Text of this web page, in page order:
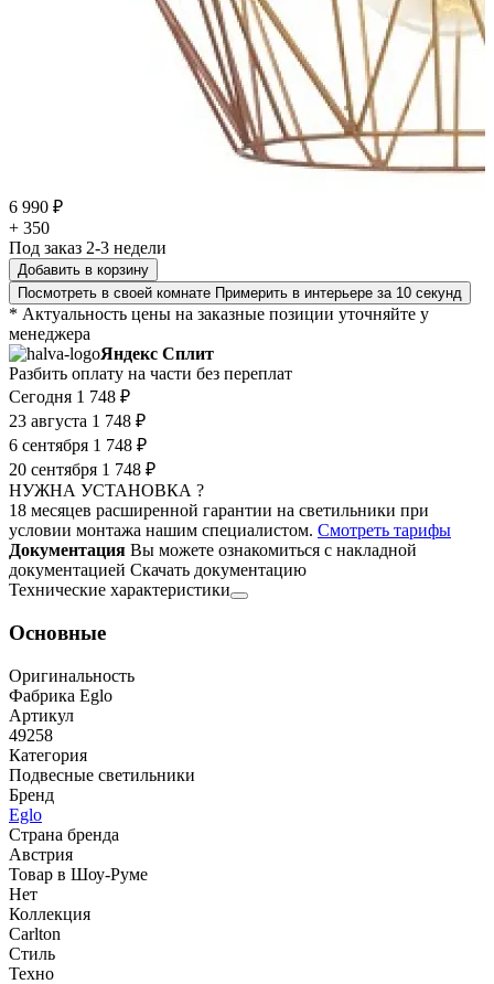
6 990 ₽
+ 350
Под заказ 2-3 недели
Добавить в корзину
Посмотреть в своей комнате Примерить в интерьере за 10 секунд
* Актуальность цены на заказные позиции уточняйте у
менеджера
Яндекс Сплит
Разбить оплату на части без переплат
Сегодня 1 748 ₽
23 августа 1 748 ₽
6 сентября 1 748 ₽
20 сентября 1 748 ₽
НУЖНА УСТАНОВКА ?
18 месяцев расширенной гарантии на светильники при
условии монтажа нашим специалистом. Смотреть тарифы
Документация Вы можете ознакомиться с накладной
документацией Скачать документацию
Технические характеристики
Основные
Оригинальность
Фабрика Eglo
Артикул
49258
Категория
Подвесные светильники
Бренд
Eglo
Страна бренда
Австрия
Товар в Шоу-Руме
Нет
Коллекция
Carlton
Стиль
Техно